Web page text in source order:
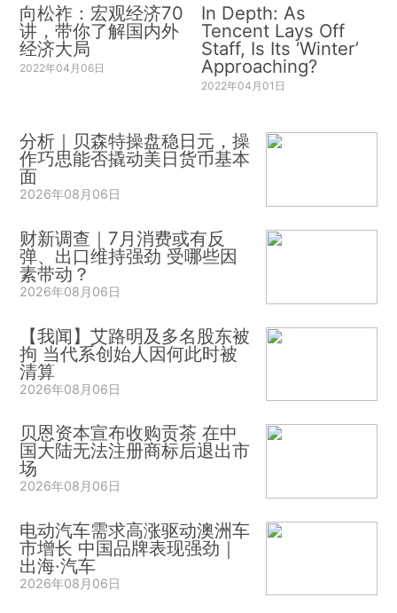
向松祚：宏观经济70
讲，带你了解国内外
经济大局
2022年04月06日
In Depth: As
Tencent Lays Off
Staff, Is Its ‘Winter’
Approaching?
2022年04月01日
分析｜贝森特操盘稳日元，操
作巧思能否撬动美日货币基本
面
2026年08月06日
财新调查｜7月消费或有反
弹、出口维持强劲 受哪些因
素带动？
2026年08月06日
【我闻】艾路明及多名股东被
拘 当代系创始人因何此时被
清算
2026年08月06日
贝恩资本宣布收购贡茶 在中
国大陆无法注册商标后退出市
场
2026年08月06日
电动汽车需求高涨驱动澳洲车
市增长 中国品牌表现强劲｜
出海·汽车
2026年08月06日